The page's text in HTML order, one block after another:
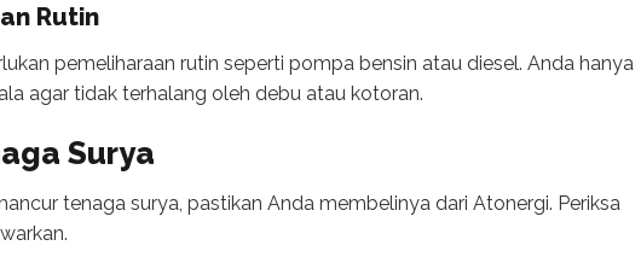
Rutin
pemeliharaan rutin seperti pompa bensin atau diesel. Anda hanya
agar tidak terhalang oleh debu atau kotoran.
Surya
tenaga surya, pastikan Anda membelinya dari Atonergi. Periksa